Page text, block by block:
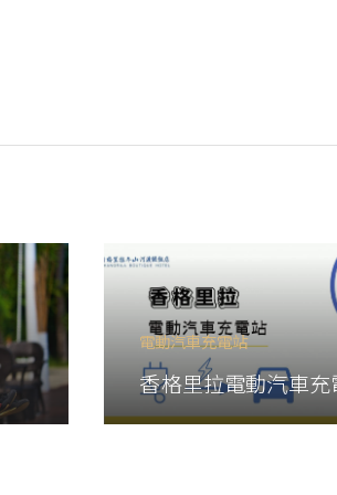
電動汽車充電站
香格里拉電動汽車充